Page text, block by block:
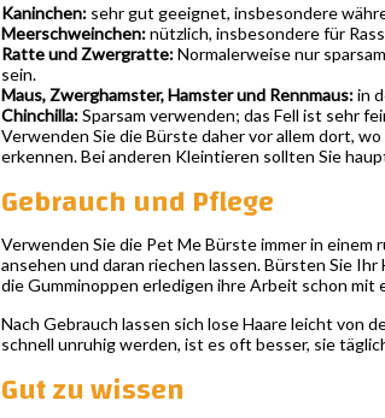
Kaninchen: sehr gut geeignet, insbesondere
Meerschweinchen:nützlich, insbesondere für
Ratte und Zwergratte:Normalerweise nur
sein.
Maus, Zwerghamster, Hamster und Rennmaus:in
Chinchilla:Sparsam verwenden; das Fell ist sehr
Verwenden Sie die Bürste daher vor allem dort,
erkennen. Bei anderen Kleintieren sollten Sie
Gebrauch und Pflege
Verwenden Sie die Pet Me Bürste immer in einem
ansehen und daran riechen lassen. Bürsten Sie
die Gumminoppen erledigen ihre Arbeit schon mit
Nach Gebrauch lassen sich lose Haare leicht von
schnell unruhig werden, ist es oft besser, sie
Gut zu wissen